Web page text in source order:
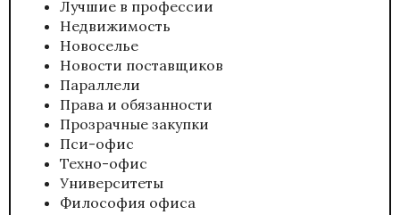
Лучшие в профессии
Недвижимость
Новоселье
Новости поставщиков
Параллели
Права и обязанности
Прозрачные закупки
Пси-офис
Техно-офис
Университеты
Философия офиса